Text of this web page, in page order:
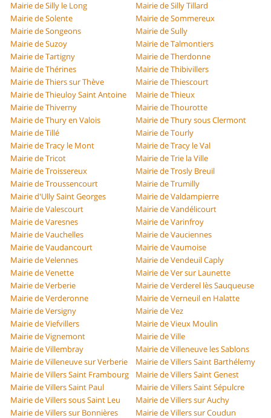
Mairie de Silly le Long
Mairie de Silly Tillard
Mairie de Solente
Mairie de Sommereux
Mairie de Songeons
Mairie de Sully
Mairie de Suzoy
Mairie de Talmontiers
Mairie de Tartigny
Mairie de Therdonne
Mairie de Thérines
Mairie de Thibivillers
Mairie de Thiers sur Thève
Mairie de Thiescourt
Mairie de Thieuloy Saint Antoine
Mairie de Thieux
Mairie de Thiverny
Mairie de Thourotte
Mairie de Thury en Valois
Mairie de Thury sous Clermont
Mairie de Tillé
Mairie de Tourly
Mairie de Tracy le Mont
Mairie de Tracy le Val
Mairie de Tricot
Mairie de Trie la Ville
Mairie de Troissereux
Mairie de Trosly Breuil
Mairie de Troussencourt
Mairie de Trumilly
Mairie d'Ully Saint Georges
Mairie de Valdampierre
Mairie de Valescourt
Mairie de Vandélicourt
Mairie de Varesnes
Mairie de Varinfroy
Mairie de Vauchelles
Mairie de Vauciennes
Mairie de Vaudancourt
Mairie de Vaumoise
Mairie de Velennes
Mairie de Vendeuil Caply
Mairie de Venette
Mairie de Ver sur Launette
Mairie de Verberie
Mairie de Verderel lès Sauqueuse
Mairie de Verderonne
Mairie de Verneuil en Halatte
Mairie de Versigny
Mairie de Vez
Mairie de Viefvillers
Mairie de Vieux Moulin
Mairie de Vignemont
Mairie de Ville
Mairie de Villembray
Mairie de Villeneuve les Sablons
Mairie de Villeneuve sur Verberie
Mairie de Villers Saint Barthélemy
Mairie de Villers Saint Frambourg
Mairie de Villers Saint Genest
Mairie de Villers Saint Paul
Mairie de Villers Saint Sépulcre
Mairie de Villers sous Saint Leu
Mairie de Villers sur Auchy
Mairie de Villers sur Bonnières
Mairie de Villers sur Coudun